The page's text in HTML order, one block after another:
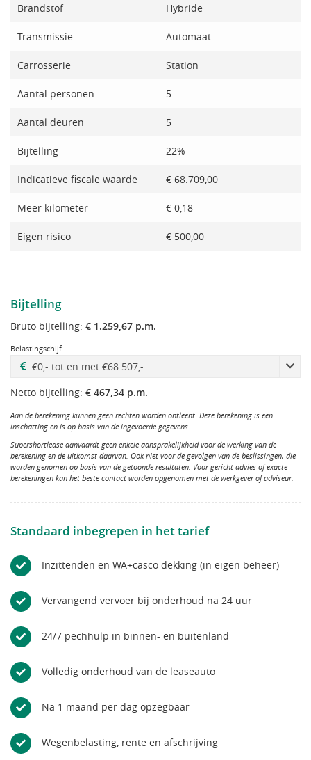
Brandstof Hybride
Transmissie Automaat
Carrosserie Station
Aantal personen 5
Aantal deuren 5
Bijtelling 22%
Indicatieve fiscale waarde € 68.709,00
Meer kilometer € 0,18
Eigen risico € 500,00
Bijtelling
Bruto bijtelling: € 1.259,67 p.m.
Belastingschijf
Netto bijtelling: € 467,34 p.m.
Aan de berekening kunnen geen rechten worden ontleent. Deze berekening is een
inschatting en is op basis van de ingevoerde gegevens.
Supershortlease aanvaardt geen enkele aansprakelijkheid voor de werking van de
berekening en de uitkomst daarvan. Ook niet voor de gevolgen van de beslissingen, die
worden genomen op basis van de getoonde resultaten. Voor gericht advies of exacte
berekeningen kan het beste contact worden opgenomen met de werkgever of adviseur.
Standaard inbegrepen in het tarief
Inzittenden en WA+casco dekking (in eigen beheer)
Vervangend vervoer bij onderhoud na 24 uur
24/7 pechhulp in binnen- en buitenland
Volledig onderhoud van de leaseauto
Na 1 maand per dag opzegbaar
Wegenbelasting, rente en afschrijving